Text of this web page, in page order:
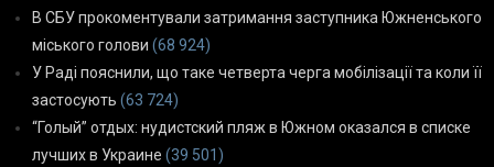
В СБУ прокоментували затримання заступника Южненського
міського голови (68 924)
У Раді пояснили, що таке четверта черга мобілізації та коли її
застосують (63 724)
“Голый” отдых: нудистский пляж в Южном оказался в списке
лучших в Украине (39 501)